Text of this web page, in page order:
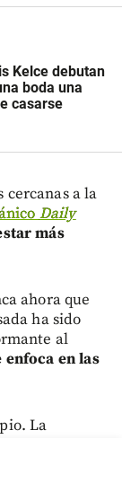
Kelce debutan
boda una
casarse
cercanas a la
Daily
más
ahora que
ha sido
al
enfoca en las
La
central
pan y